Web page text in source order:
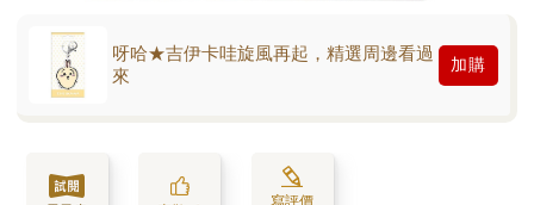
呀哈★吉伊卡哇旋風再起，精選周邊看過
來
加購
寫評價